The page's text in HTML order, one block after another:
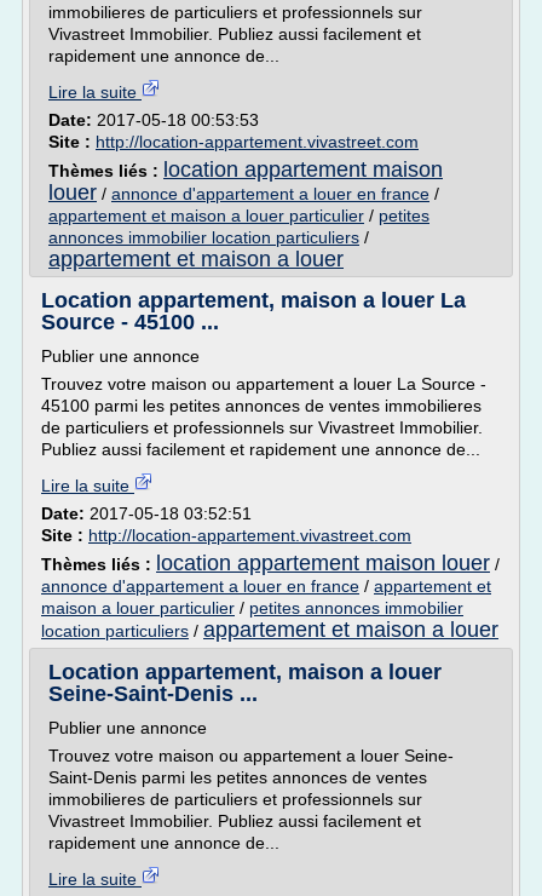
immobilieres de particuliers et professionnels sur
Vivastreet Immobilier. Publiez aussi facilement et
rapidement une annonce de...
Lire la suite
Date: 2017-05-18 00:53:53
Site : http://location-appartement.vivastreet.com
Thèmes liés : location appartement maison
louer / annonce d'appartement a louer en france /
appartement et maison a louer particulier / petites
annonces immobilier location particuliers /
appartement et maison a louer
Location appartement, maison a louer La
Source - 45100 ...
Publier une annonce
Trouvez votre maison ou appartement a louer La Source -
45100 parmi les petites annonces de ventes immobilieres
de particuliers et professionnels sur Vivastreet Immobilier.
Publiez aussi facilement et rapidement une annonce de...
Lire la suite
Date: 2017-05-18 03:52:51
Site : http://location-appartement.vivastreet.com
Thèmes liés : location appartement maison louer /
annonce d'appartement a louer en france / appartement et
maison a louer particulier / petites annonces immobilier
location particuliers / appartement et maison a louer
Location appartement, maison a louer
Seine-Saint-Denis ...
Publier une annonce
Trouvez votre maison ou appartement a louer Seine-
Saint-Denis parmi les petites annonces de ventes
immobilieres de particuliers et professionnels sur
Vivastreet Immobilier. Publiez aussi facilement et
rapidement une annonce de...
Lire la suite